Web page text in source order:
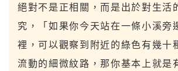
絕對不是正相關，而是出於對生活
究，「如果你今天站在一條小溪旁
裡，可以觀察到附近的綠色有幾十
流動的細微紋路，那你基本上就是